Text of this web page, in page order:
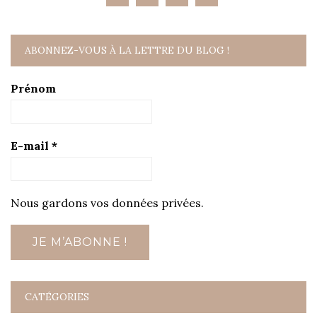
ABONNEZ-VOUS À LA LETTRE DU BLOG !
Prénom
E-mail *
Nous gardons vos données privées.
CATÉGORIES